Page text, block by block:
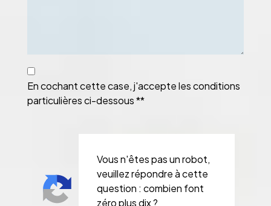
En cochant cette case, j'accepte les conditions
particulières ci-dessous **
Vous n'êtes pas un robot,
veuillez répondre à cette
question : combien font
zéro plus dix ?